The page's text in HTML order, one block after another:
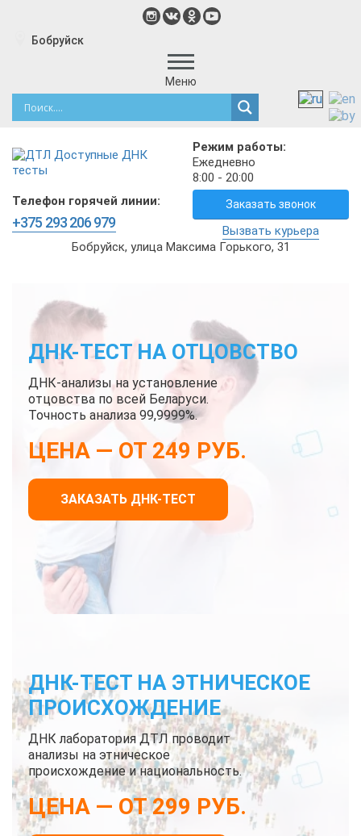
Бобруйск
Меню
Режим работы:
Ежедневно
8:00 - 20:00
Телефон горячей линии:
+375 293 206 979
Заказать звонок
Вызвать курьера
Бобруйск, улица Максима Горького, 31
ДНК-ТЕСТ НА ОТЦОВСТВО
ДНК-анализы на установление
отцовства по всей Беларуси.
Точность анализа 99,9999%.
ЦЕНА — ОТ 249 РУБ.
ЗАКАЗАТЬ ДНК-ТЕСТ
ДНК-ТЕСТ НА ЭТНИЧЕСКОЕ
ПРОИСХОЖДЕНИЕ
ДНК лаборатория ДТЛ проводит
анализы на этническое
происхождение и национальность.
ЦЕНА — ОТ 299 РУБ.